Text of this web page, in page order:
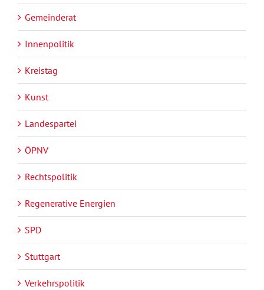
Gemeinderat
Innenpolitik
Kreistag
Kunst
Landespartei
ÖPNV
Rechtspolitik
Regenerative Energien
SPD
Stuttgart
Verkehrspolitik